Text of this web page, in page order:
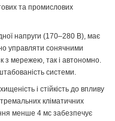
та промислових
напруги (170–280 В), має
управляти сонячними
мережею, так і автономно.
системи.
і стійкість до впливу
кліматичних
менше 4 мс забезпечує